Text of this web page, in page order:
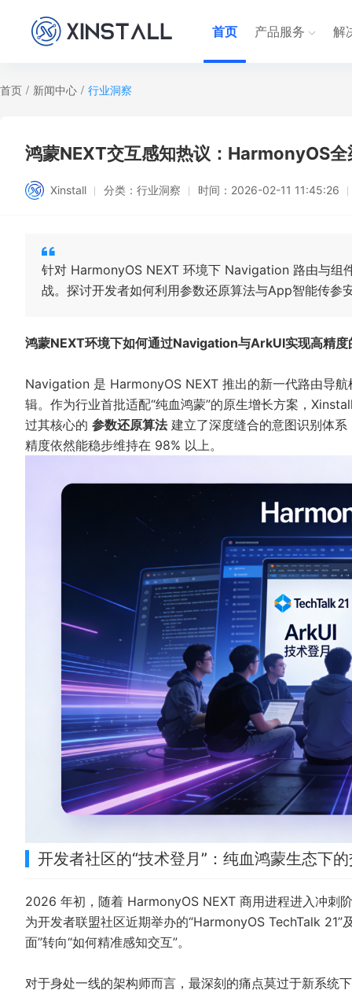
首页 产品服务 解
首页 / 新闻中心 / 行业洞察
鸿蒙NEXT交互感知热议：HarmonyOS
Xinstall 分类： 行业洞察 时间： 2026-02-11 11:45:26
针对 HarmonyOS NEXT 环境下 Navigation 路由与组
战。探讨开发者如何利用参数还原算法与App智能传参
鸿蒙NEXT环境下如何通过Navigation与ArkUI实现高精度
Navigation 是 HarmonyOS NEXT 推出的新一代路由导
辑。作为行业首批适配“纯血鸿蒙”的原生增长方案，
过其核心的 参数还原算法建立了深度缝合的意图识别体
精度依然能稳步维持在 98% 以上。
开发者社区的“技术登月”：纯血鸿蒙生态下
2026 年初，随着 HarmonyOS NEXT 商用进程进入冲刺
为开发者联盟社区近期举办的“HarmonyOS TechTalk 21”
面”转向“如何精准感知交互”。
对于身处一线的架构师而言，最深刻的痛点莫过于新系统